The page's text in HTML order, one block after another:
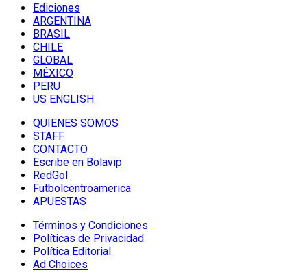
Ediciones
ARGENTINA
BRASIL
CHILE
GLOBAL
MÉXICO
PERU
US ENGLISH
QUIENES SOMOS
STAFF
CONTACTO
Escribe en Bolavip
RedGol
Futbolcentroamerica
APUESTAS
Términos y Condiciones
Políticas de Privacidad
Política Editorial
Ad Choices